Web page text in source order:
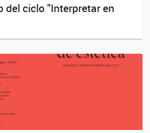
del ciclo "Interpretar en